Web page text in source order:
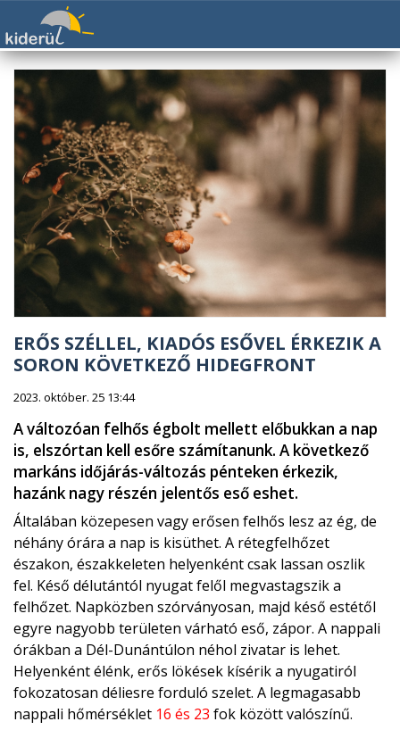
ERŐS SZÉLLEL, KIADÓS ESŐVEL ÉRKEZIK A
SORON KÖVETKEZŐ HIDEGFRONT
2023. október. 25 13:44
A változóan felhős égbolt mellett előbukkan a nap
is, elszórtan kell esőre számítanunk. A következő
markáns időjárás-változás pénteken érkezik,
hazánk nagy részén jelentős eső eshet.
Általában közepesen vagy erősen felhős lesz az ég, de
néhány órára a nap is kisüthet. A rétegfelhőzet
északon, északkeleten helyenként csak lassan oszlik
fel. Késő délutántól nyugat felől megvastagszik a
felhőzet. Napközben szórványosan, majd késő estétől
egyre nagyobb területen várható eső, zápor. A nappali
órákban a Dél-Dunántúlon néhol zivatar is lehet.
Helyenként élénk, erős lökések kísérik a nyugatiról
fokozatosan déliesre forduló szelet. A legmagasabb
nappali hőmérséklet 16 és 23 fok között valószínű.